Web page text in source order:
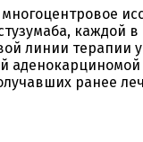
каждой
линии терапии
ранее